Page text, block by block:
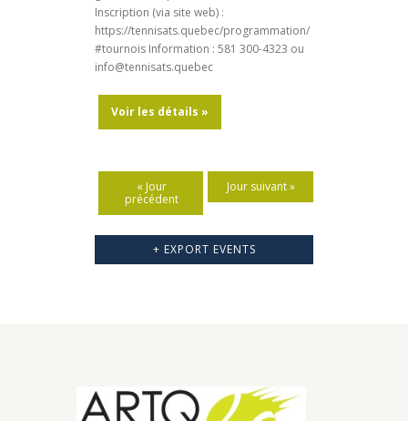
e
w
s
N
i
a
a
t
n
Inscription (via site web) :
https://tennisats.quebec/programmation/
#tournois Information : 581 300-4323 ou
info@tennisats.quebec
Voir les détails »
« Jour
précédent
Jour suivant»
+ EXPORT EVENTS